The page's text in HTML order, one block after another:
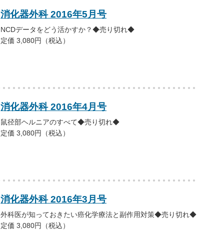
消化器外科 2016年5月号
NCDデータをどう活かすか？◆売り切れ◆
定価 3,080円（税込）
消化器外科 2016年4月号
鼠径部ヘルニアのすべて◆売り切れ◆
定価 3,080円（税込）
消化器外科 2016年3月号
外科医が知っておきたい癌化学療法と副作用対策◆売り切れ◆
定価 3,080円（税込）